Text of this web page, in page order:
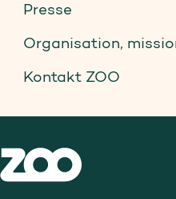
Presse
Organisation,
Kontakt ZOO